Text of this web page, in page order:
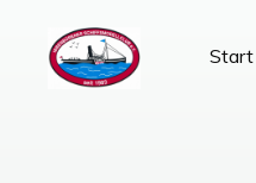
springen
Start